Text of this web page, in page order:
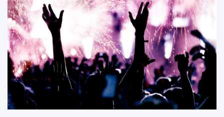
t
ę
z
d
o
s
k
o
n
a
ł
n
e
g
o
!